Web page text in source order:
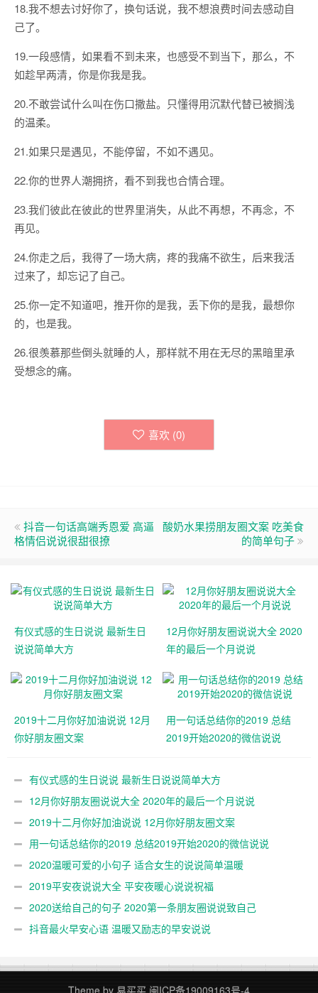
18.我不想去讨好你了，换句话说，我不想浪费时间去感动自
己了。
19.一段感情，如果看不到未来，也感受不到当下，那么，不
如趁早两清，你是你我是我。
20.不敢尝试什么叫在伤口撒盐。只懂得用沉默代替已被搁浅
的温柔。
21.如果只是遇见，不能停留，不如不遇见。
22.你的世界人潮拥挤，看不到我也合情合理。
23.我们彼此在彼此的世界里消失，从此不再想，不再念，不
再见。
24.你走之后，我得了一场大病，疼的我痛不欲生，后来我活
过来了，却忘记了自己。
25.你一定不知道吧，推开你的是我，丢下你的是我，最想你
的，也是我。
26.很羡慕那些倒头就睡的人，那样就不用在无尽的黑暗里承
受想念的痛。
喜欢 (0)
抖音一句话高端秀恩爱 高逼
格情侣说说很甜很撩
酸奶水果捞朋友圈文案 吃美食
的简单句子
有仪式感的生日说说 最新生日
说说简单大方
12月你好朋友圈说说大全 2020
年的最后一个月说说
2019十二月你好加油说说 12月
你好朋友圈文案
用一句话总结你的2019 总结
2019开始2020的微信说说
有仪式感的生日说说 最新生日说说简单大方
12月你好朋友圈说说大全 2020年的最后一个月说说
2019十二月你好加油说说 12月你好朋友圈文案
用一句话总结你的2019 总结2019开始2020的微信说说
2020温暖可爱的小句子 适合女生的说说简单温暖
2019平安夜说说大全 平安夜暖心说说祝福
2020送给自己的句子 2020第一条朋友圈说说致自己
抖音最火早安心语 温暖又励志的早安说说
Theme by 易买买 闽ICP备19009163号-4